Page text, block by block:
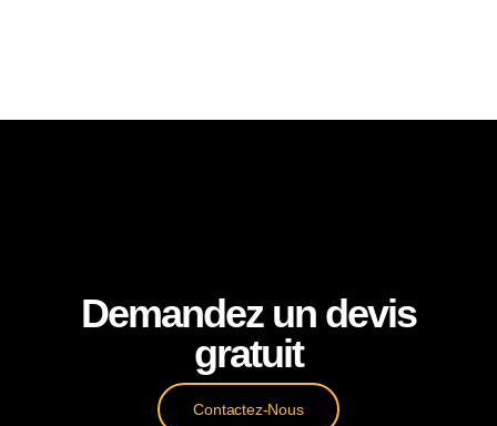
Demandez un devis
gratuit
Contactez-Nous